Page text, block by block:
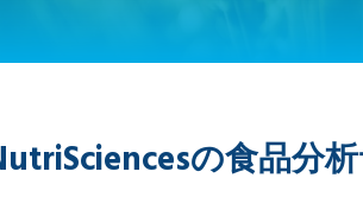
の食品分